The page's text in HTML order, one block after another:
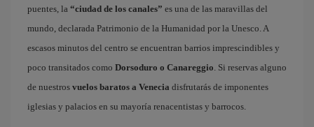
puentes, la “ciudad de los canales” es una de las maravillas del
mundo, declarada Patrimonio de la Humanidad por la Unesco. A
escasos minutos del centro se encuentran barrios imprescindibles y
poco transitados como Dorsoduro o Canareggio. Si reservas alguno
de nuestros vuelos baratos a Venecia disfrutarás de imponentes
iglesias y palacios en su mayoría renacentistas y barrocos.